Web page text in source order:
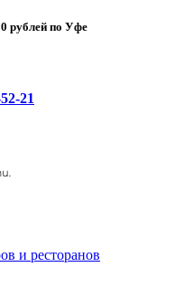
рублей по Уфе
21
и ресторанов